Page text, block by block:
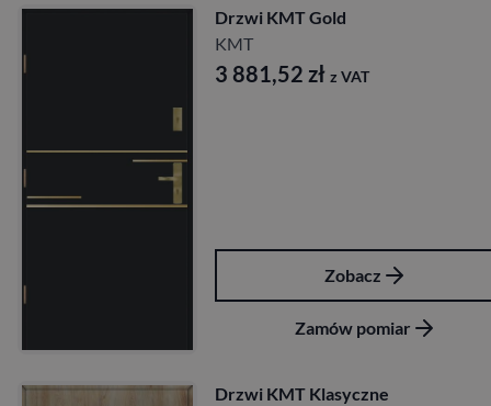
Drzwi KMT Gold
KMT
3 881,52 zł z VAT
Zobacz
Zamów pomiar
Drzwi KMT Klasyczne